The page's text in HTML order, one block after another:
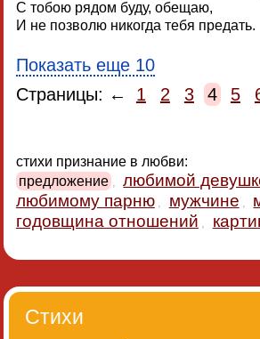
С тобою рядом буду, обещаю,
И не позволю никогда тебя предать.
Показать еще 10
Страницы: ←
1 2 3 4 5
стихи признание в любви:
предложение
любимой
любимому парню мужчине
годовщина отношений
Стихи